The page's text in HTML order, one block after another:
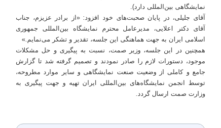
نمایشگاهی بین‌المللی دارد).
آقای جلیلی، در پایان صحبت‌های خود افزود: «از برادر عزیزم، جناب
آقای دکتر اعلایی، مدیرعامل محترم نمایشگاه بین‌المللی جمهوری
اسلامی ایران به جهت هماهنگی این جلسه، تقدیر و تشکر می‌نمایم.»
همچنین در این جلسه، وزیر صمت، نسبت به پیگیری و حل مشکلات
موجود، دستورات لازم را صادر نمودند و تصمیم گرفته شد تا گزارش
جامع و کاملی از وضعیت صنعت نمایشگاهی و سایر موارد مطروحه،
توسط انجمن نمایشگاه‌های بین‌المللی ایران تهیه و جهت پیگیری به
وزارت صمت ارسال گردد.